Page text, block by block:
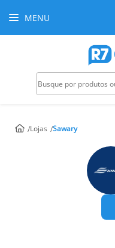
MENU
Lojas Sawary